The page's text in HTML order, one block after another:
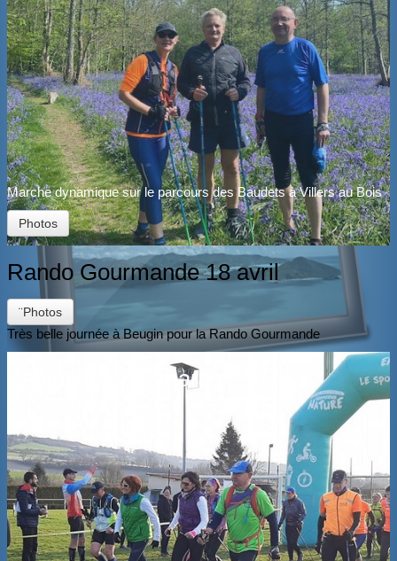
Marche dynamique sur le parcours des Baudets à Villers au Bois
Photos
Rando Gourmande 18 avril
¨Photos
Très belle journée à Beugin pour la Rando Gourmande
Seninghem 20 mars